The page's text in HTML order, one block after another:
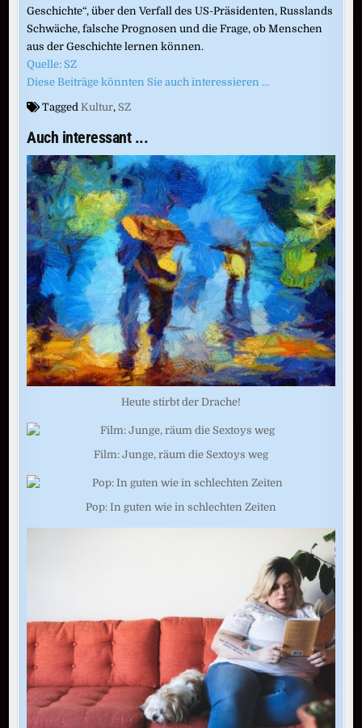
Geschichte“, über den Verfall des US-Präsidenten, Russlands
Schwäche, falsche Prognosen und die Frage, ob Menschen
aus der Geschichte lernen können.
Quelle: SZ
Diese Beiträge könnten Sie auch interessieren …
Tagged Kultur, SZ
Auch interessant ...
Heute stirbt der Drache!
Film: Junge, räum die Sextoys weg
Pop: In guten wie in schlechten Zeiten